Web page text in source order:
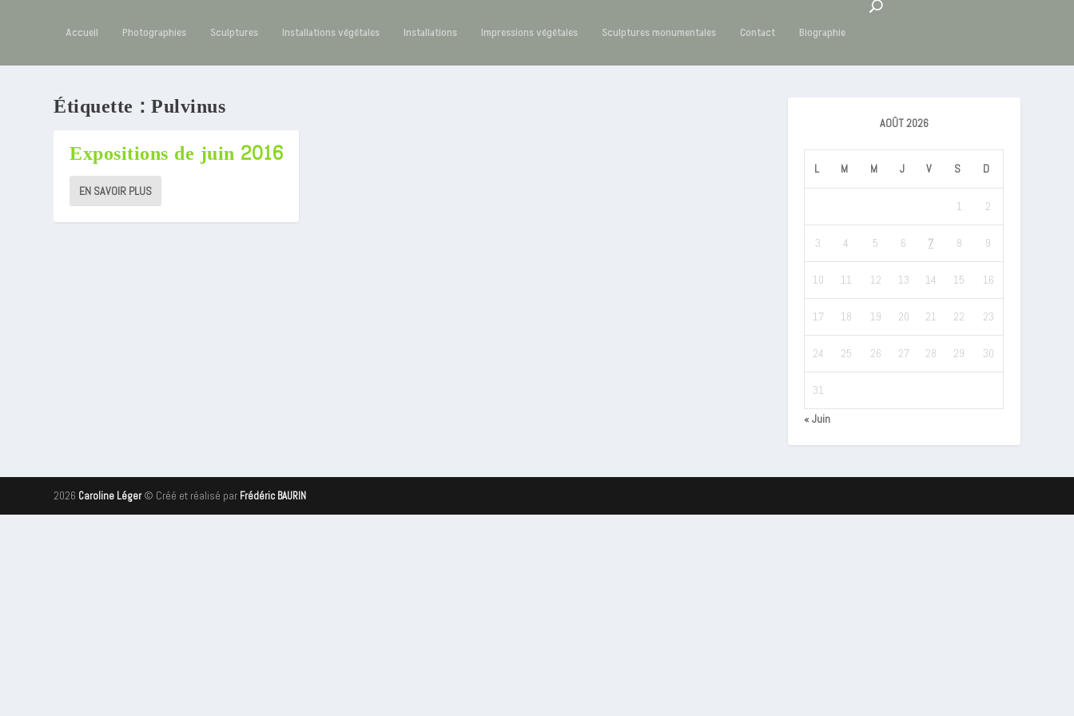
Accueil Photographies Sculptures Installations végétales Installations Impressions végétales Sculptures monumentales Contact Biographie
Étiquette :Pulvinus
Expositions de juin 2016
EN SAVOIR PLUS
AOÛT 2026
L M M J V S D
1 2
3 4 5 6 7 8 9
10 11 12 13 14 15 16
17 18 19 20 21 22 23
24 25 26 27 28 29 30
31
« Juin
2026 Caroline Léger© Créé et réalisé par Frédéric BAURIN